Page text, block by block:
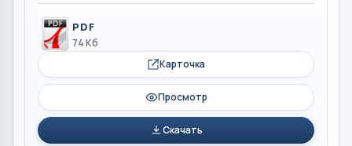
PDF
74 Кб
Карточка
Просмотр
Скачать